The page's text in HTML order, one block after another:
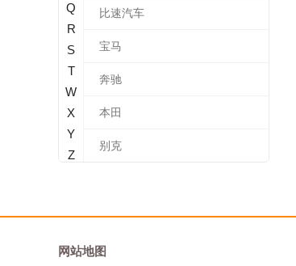
Q
R
S
T
W
X
Y
Z
比速汽车
宝马
奔驰
本田
别克
宝沃
网站地图